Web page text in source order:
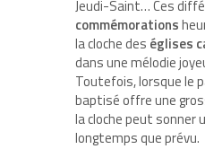
Jeudi-Saint… Ces
commémorations
la cloche des églises
dans une mélodie
Toutefois, lorsque le
baptisé offre une
la cloche peut sonner
longtemps que prévu.